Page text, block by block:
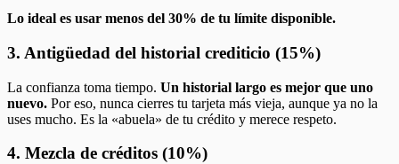
Lo ideal es usar menos del 30% de tu límite disponible.
3. Antigüedad del historial crediticio (15%)
La confianza toma tiempo. Un historial largo es mejor que uno
nuevo. Por eso, nunca cierres tu tarjeta más vieja, aunque ya no la
uses mucho. Es la «abuela» de tu crédito y merece respeto.
4. Mezcla de créditos (10%)